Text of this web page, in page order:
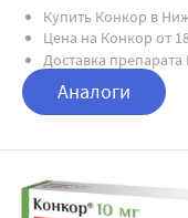
Купить Конкор в
Цена на Конкор от
Доставка
Аналоги